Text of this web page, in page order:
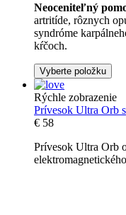
Neoceniteľný
artritíde, rôznych
syndróme
kŕčoch.
Vyberte položku
Rýchle zobrazenie
Prívesok Ultra Orb
€ 58
Prívesok Ultra Orb